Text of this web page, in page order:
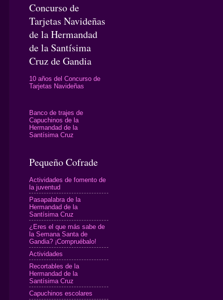
Concurso de
Tarjetas Navideñas
de la Hermandad
de la Santísima
Cruz de Gandia
10 años del Concurso de
Tarjetas Navideñas
Banco de trajes de
Capuchinos de la
Hermandad de la
Santísima Cruz
Pequeño Cofrade
Actividades de fomento de
la juventud
Pasapalabra de la
Hermandad de la
Santísima Cruz
¿Eres el que más sabe de
la Semana Santa de
Gandia? ¡Compruébalo!
Actividades
Recortables de la
Hermandad de la
Santísima Cruz
Capuchinos escolares